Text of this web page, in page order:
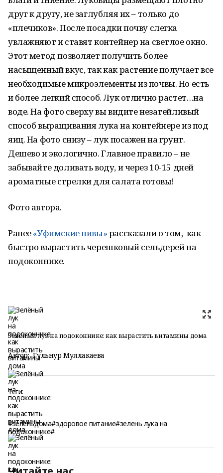
друг к другу, не заглубляя их – только до
«плечиков». После посадки почву слегка
увлажняют и ставят контейнер на светлое окно.
Этот метод позволяет получить более
насыщенный вкус, так как растение получает все
необходимые микроэлементы из почвы. Но есть
и более легкий способ. Лук отлично растет…на
воде. На фото сверху вы видите незатейливый
способ выращивания лука на контейнере из под
яиц. На фото снизу – лук посажен на грунт.
Дешево и экологично. Главное правило – не
забывайте доливать воду, и через 10-15 дней
ароматные стрелки для салата готовы!
Фото автора.
Ранее«Уфимские нивы»рассказали о том, как
быстро вырастить черешковый сельдерей на
подоконнике.
Зелёный лук на подоконнике: как вырастить витамины дома
Автор: Гульнур Муллакаева
Теги:
#зеленьдома#здоровое питание#зелень лука на
подоконнике#